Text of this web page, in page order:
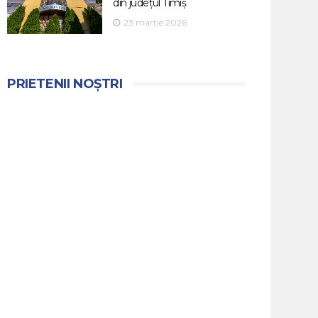
din județul Timiș
23 martie 2026
PRIETENII NOȘTRI